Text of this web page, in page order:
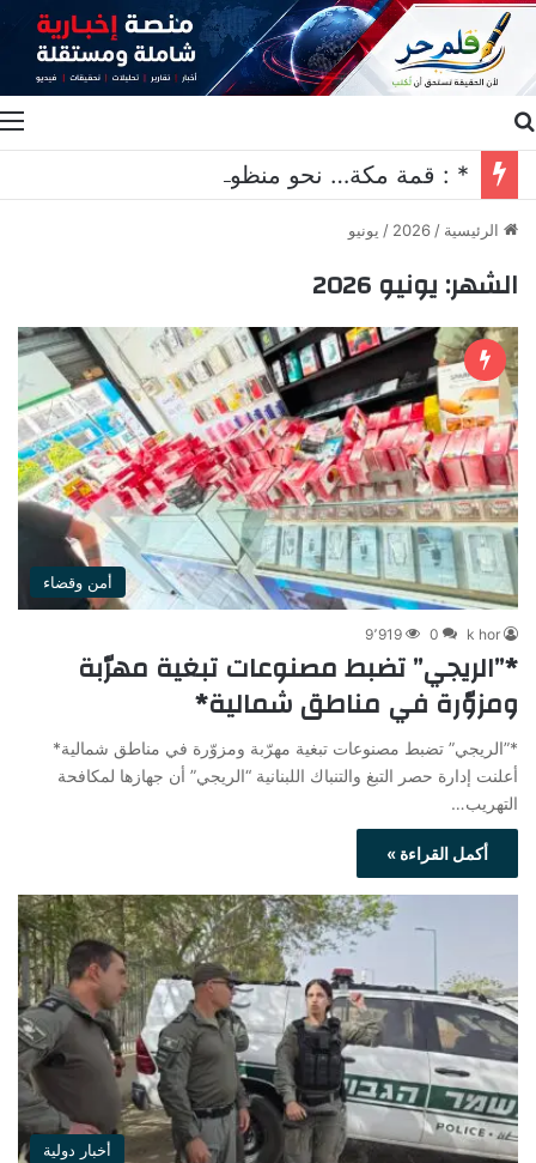
الرئيسية /
2026
/ يونيو
الشهر: يونيو 2026
أمن وقضاء
k hor
0 9٬919
*”الريجي” تضبط مصنوعات تبغية مهرّبة
ومزوّرة في مناطق شمالية*
*”الريجي” تضبط مصنوعات تبغية مهرّبة ومزوّرة في مناطق شمالية*
أعلنت إدارة حصر التبغ والتنباك اللبنانية “الريجي” أن جهازها لمكافحة
التهريب…
أكمل القراءة »
أخبار دولية